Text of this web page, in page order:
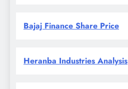
Bajaj Finance Share Price
Heranba Industries Analysis